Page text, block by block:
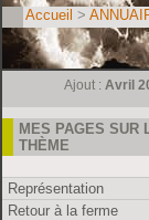
Ajout : Avril
MES PAGES SUR
THÈME
Représentation
Retour à la ferme
Accueil >